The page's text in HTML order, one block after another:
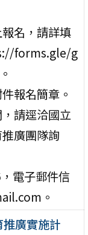
名，請詳填
forms.gle/g
報名簡章。
請逕洽國立
廣團隊詢
電子郵件信
。
推廣實施計